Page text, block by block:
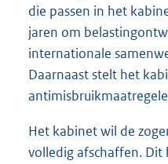
die passen in het
jaren om
internationale
Daarnaast stelt het
Het kabinet wil de
volledig afschaffen.